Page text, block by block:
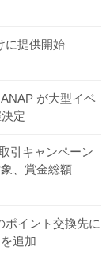
に提供開始
ANAP が大型イベ
定
引キャンペーン
、賞金総額
ポイント交換先に
追加